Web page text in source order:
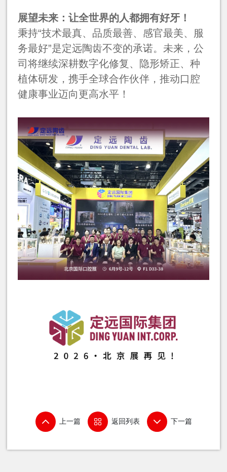
展望未来：让全世界的人都拥有好牙！
秉持“技术最真、品质最善、感官最美、服
务最好”是定远陶齿不变的承诺。未来，公
司将继续深耕数字化修复、隐形矫正、种
植体研发，携手全球合作伙伴，推动口腔
健康事业迈向更高水平！
上一篇 返回列表 下一篇